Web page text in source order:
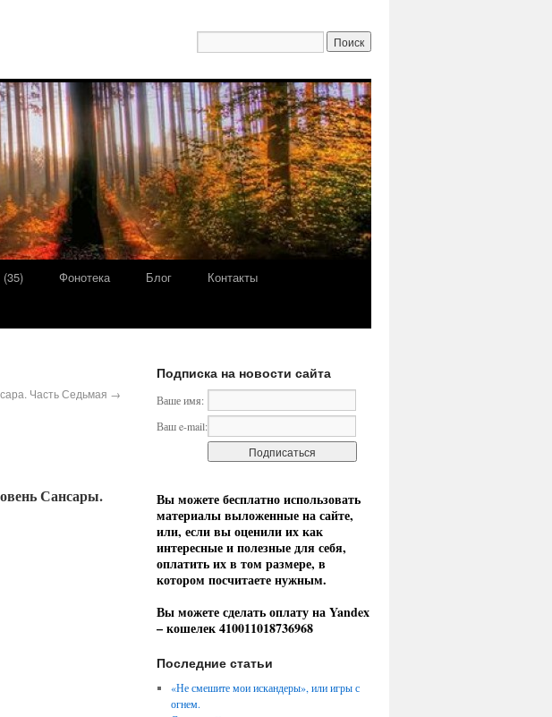
(35) Фонотека Блог
Контакты
Часть Седьмая →
Сансары.
Подписка на новости сайта
Ваше имя:
Ваш e-mail:
Вы можете бесплатно использовать
материалы выложенные на сайте,
или, если вы оценили их как
интересные и полезные для себя,
оплатить их в том размере, в
котором посчитаете нужным.
Вы можете сделать оплату на Yandex
– кошелек 410011018736968
Последние статьи
«Не смешите мои искандеры», или игры с
огнем.